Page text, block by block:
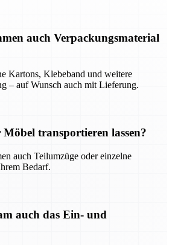
auch Verpackungsmaterial
Kartons, Klebeband und weitere
– auf Wunsch auch mit Lieferung.
transportieren lassen?
auch Teilumzüge oder einzelne
Bedarf.
auch das Ein- und